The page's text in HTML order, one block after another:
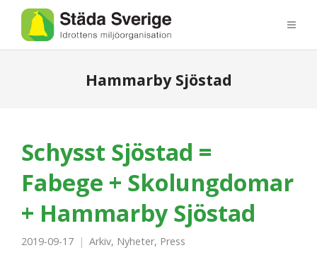
Hammarby Sjöstad
​Schysst Sjöstad =
Fabege + Skolungdomar
+ Hammarby Sjöstad
2019-09-17 Arkiv, Nyheter, Press